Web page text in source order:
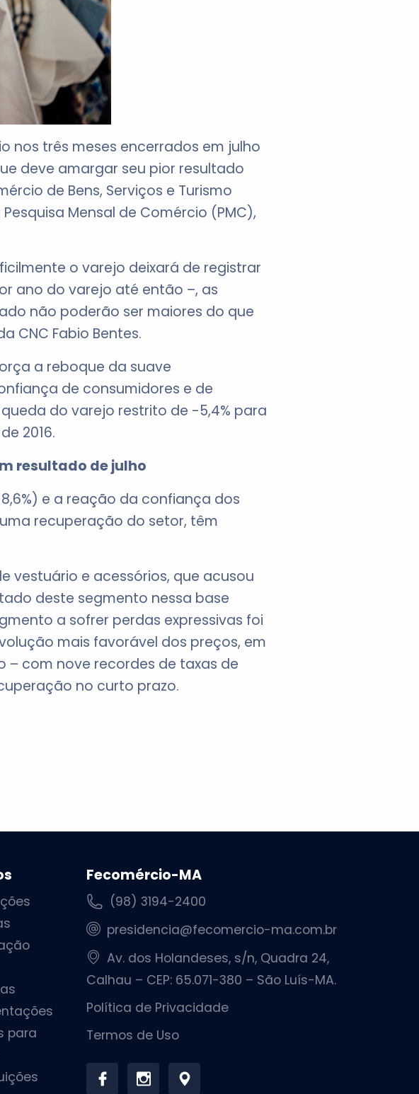
nos três meses encerrados em julho
deve amargar seu pior resultado
de Bens, Serviços e Turismo
Mensal de Comércio (PMC),
o varejo deixará de registrar
ano do varejo até então –, as
não poderão ser maiores do que
CNC Fabio Bentes.
a reboque da suave
de consumidores e de
do varejo restrito de -5,4% para
2016.
resultado de julho
e a reação da confiança dos
recuperação do setor, têm
vestuário e acessórios, que acusou
deste segmento nessa base
a sofrer perdas expressivas foi
mais favorável dos preços, em
com nove recordes de taxas de
no curto prazo.
para
Fecomércio-MA
(98) 3194-2400
presidencia@fecomercio-ma.com.br
Av. dos Holandeses, s/n, Quadra 24,
Calhau – CEP: 65.071-380 – São Luís-MA.
Política de Privacidade
Termos de Uso